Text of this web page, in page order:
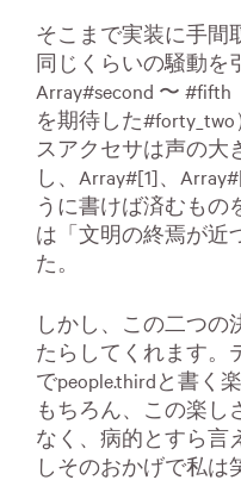
そこまで実装に手間
同じくらいの騒動を
Array#second 〜
を期待した
スアクセサは声の大
し、Array#[1]、
うに書けば済むもの
は「文明の終焉が近
た。
しかし、この二つの
たらしてくれます。
でpeople.thirdと書く
もちろん、この楽し
なく、病的とすら言
しそのおかげで私は